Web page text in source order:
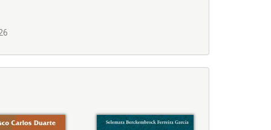
Histórico legislativo, p. 38
p. 117